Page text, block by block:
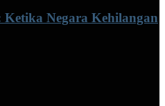
Negara Kehilangan